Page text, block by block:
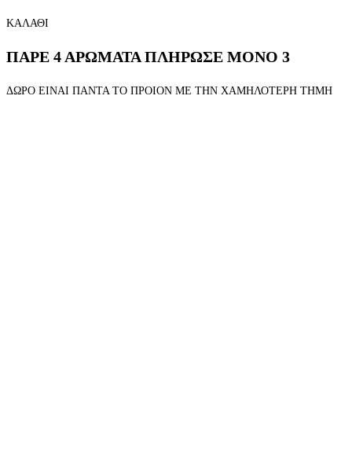
ΚΑΛΑΘΙ
ΠΑΡΕ 4 ΑΡΩΜΑΤΑ ΠΛΗΡΩΣΕ ΜΟΝΟ 3
ΔΩΡΟ ΕΙΝΑΙ ΠΑΝΤΑ ΤΟ ΠΡΟΙΟΝ ΜΕ ΤΗΝ ΧΑΜΗΛΟΤΕΡΗ ΤΗΜΗ